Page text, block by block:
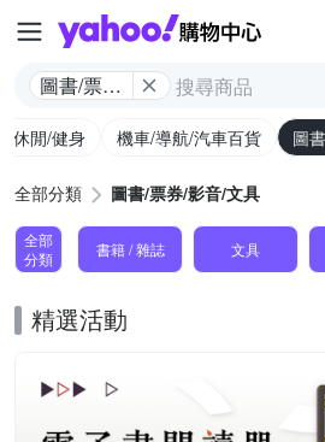
圖書/票券/
/休閒/健身 機車/導航/汽車百貨 圖
全部分類 圖書/票券/影音/文具
全部
分類
書籍 / 雜誌 文具
精選活動